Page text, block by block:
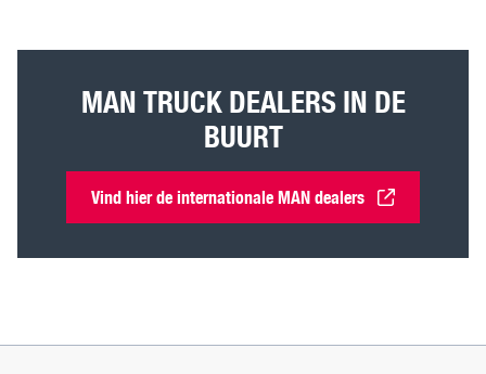
MAN TRUCK DEALERS IN DE
BUURT
Vind hier de internationale MAN dealers